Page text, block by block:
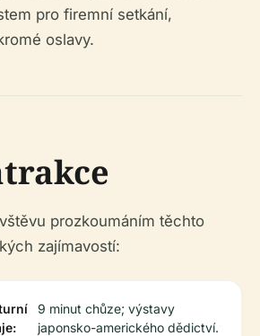
pro firemní setkání,
oslavy.
prozkoumáním těchto
zajímavostí:
9 minut chůze; výstavy
japonsko-amerického dědictví.